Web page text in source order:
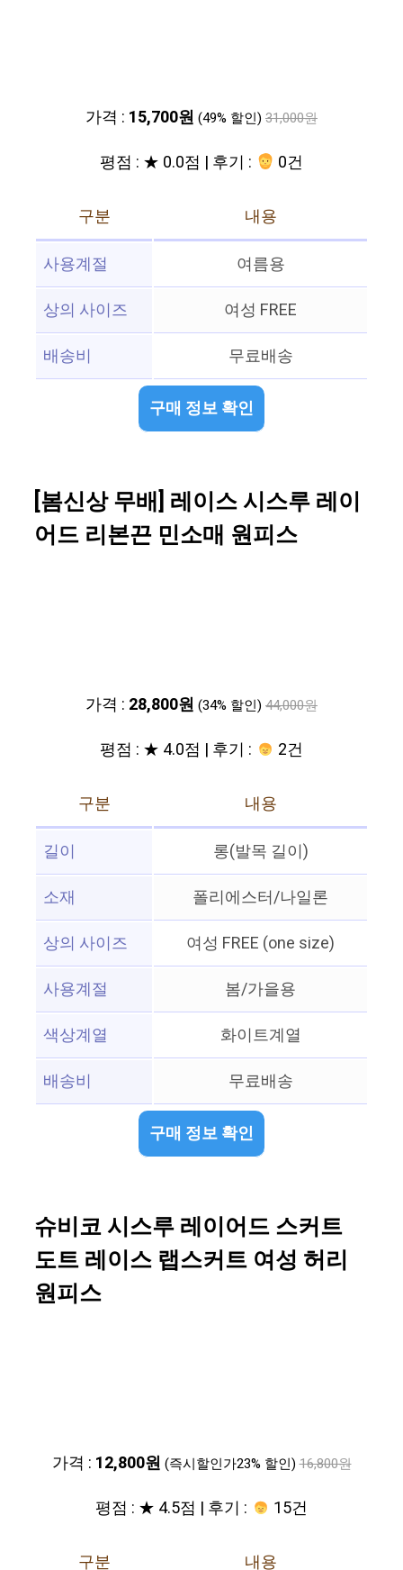
가격 : 15,700원 (49% 할인) 31,000원
평점 : ★ 0.0점 | 후기 : 0건
구분
내용
사용계절
여름용
상의 사이즈
여성 FREE
배송비
무료배송
구매 정보 확인
[봄신상 무배] 레이스 시스루 레이
어드 리본끈 민소매 원피스
가격 : 28,800원 (34% 할인) 44,000원
평점 : ★ 4.0점 | 후기 : 2건
구분
내용
길이
롱(발목 길이)
소재
폴리에스터/나일론
상의 사이즈
여성 FREE (one size)
사용계절
봄/가을용
색상계열
화이트계열
배송비
무료배송
구매 정보 확인
슈비코 시스루 레이어드 스커트
도트 레이스 랩스커트 여성 허리
원피스
가격 : 12,800원 (즉시할인가23% 할인) 16,800원
평점 : ★ 4.5점 | 후기 : 15건
구분 내용